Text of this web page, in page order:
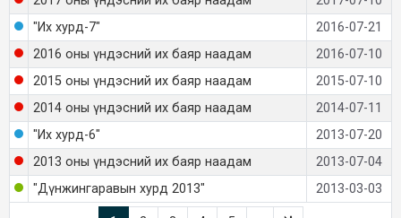
"Их хурд-7"
2016-07-21
2016 оны үндэсний их баяр наадам
2016-07-10
2015 оны үндэсний их баяр наадам
2015-07-10
2014 оны үндэсний их баяр наадам
2014-07-11
"Их хурд-6"
2013-07-20
2013 оны үндэсний их баяр наадам
2013-07-04
"Дүнжингаравын хурд 2013"
2013-03-03